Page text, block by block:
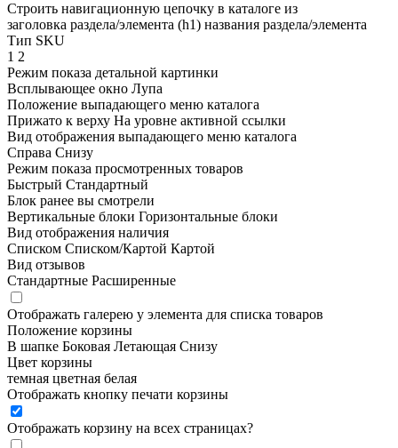
Строить навигационную цепочку в каталоге из
заголовка раздела/элемента (h1) названия раздела/элемента
Тип SKU
1 2
Режим показа детальной картинки
Всплывающее окно Лупа
Положение выпадающего меню каталога
Прижато к верху На уровне активной ссылки
Вид отображения выпадающего меню каталога
Справа Снизу
Режим показа просмотренных товаров
Быстрый Стандартный
Блок ранее вы смотрели
Вертикальные блоки Горизонтальные блоки
Вид отображения наличия
Списком Списком/Картой Картой
Вид отзывов
Стандартные Расширенные
Отображать галерею у элемента для списка товаров
Положение корзины
В шапке Боковая Летающая Снизу
Цвет корзины
темная цветная белая
Отображать кнопку печати корзины
Отображать корзину на всех страницах?